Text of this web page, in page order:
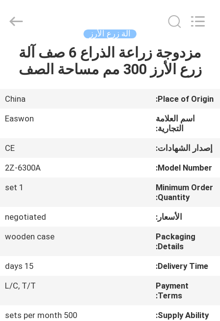
منزل،
بيت
منتجات
معلومات
عنا
جولة
المعمل
مراقبة
الجودة
بنا
Reserved.
آلة زرع الأرز
مزدوجة زراعة الذراع 6 صف آلة
زرع الأرز 300 مم مساحة الصف
Place of Origin:
China
اسم العلامة
التجارية:
Easwon
إصدار الشهادات:
CE
Model Number:
2Z-6300A
Minimum Order
Quantity:
1 set
الأسعار:
negotiated
Packaging
Details:
wooden case
Delivery Time:
15 days
Payment
Terms:
L/C, T/T
Supply Ability:
500 sets per month